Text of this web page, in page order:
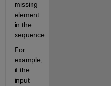
missing
element
in the
sequence.
For
example,
if the
input